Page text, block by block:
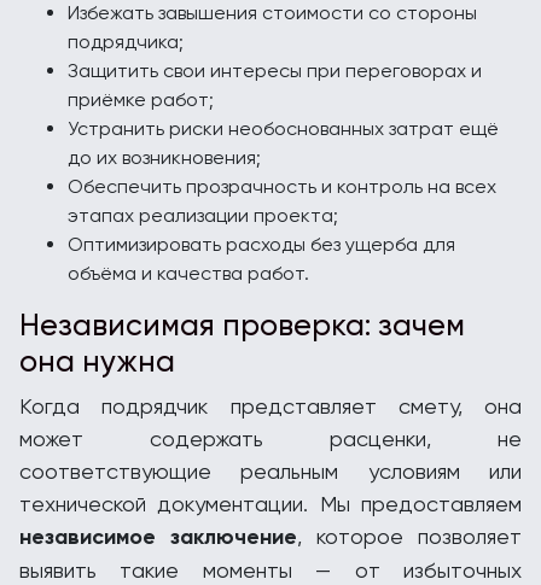
Избежать завышения стоимости со стороны
подрядчика;
Защитить свои интересы при переговорах и
приёмке работ;
Устранить риски необоснованных затрат ещё
до их возникновения;
Обеспечить прозрачность и контроль на всех
этапах реализации проекта;
Оптимизировать расходы без ущерба для
объёма и качества работ.
Независимая проверка: зачем
она нужна
Когда подрядчик представляет смету, она
может содержать расценки, не
соответствующие реальным условиям или
технической документации. Мы предоставляем
независимое заключение, которое позволяет
выявить такие моменты — от избыточных